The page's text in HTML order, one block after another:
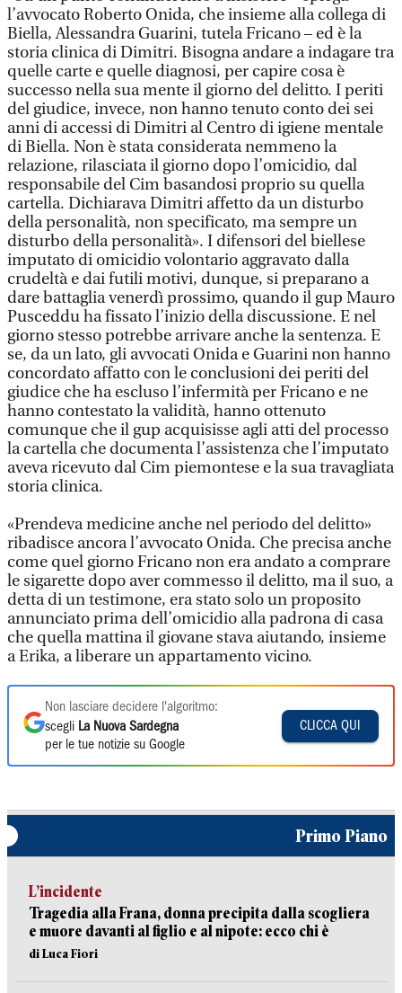
l’avvocato Roberto Onida, che insieme alla collega di
Biella, Alessandra Guarini, tutela Fricano – ed è la
storia clinica di Dimitri. Bisogna andare a indagare tra
quelle carte e quelle diagnosi, per capire cosa è
successo nella sua mente il giorno del delitto. I periti
del giudice, invece, non hanno tenuto conto dei sei
anni di accessi di Dimitri al Centro di igiene mentale
di Biella. Non è stata considerata nemmeno la
relazione, rilasciata il giorno dopo l’omicidio, dal
responsabile del Cim basandosi proprio su quella
cartella. Dichiarava Dimitri affetto da un disturbo
della personalità, non specificato, ma sempre un
disturbo della personalità». I difensori del biellese
imputato di omicidio volontario aggravato dalla
crudeltà e dai futili motivi, dunque, si preparano a
dare battaglia venerdì prossimo, quando il gup Mauro
Pusceddu ha fissato l’inizio della discussione. E nel
giorno stesso potrebbe arrivare anche la sentenza. E
se, da un lato, gli avvocati Onida e Guarini non hanno
concordato affatto con le conclusioni dei periti del
giudice che ha escluso l’infermità per Fricano e ne
hanno contestato la validità, hanno ottenuto
comunque che il gup acquisisse agli atti del processo
la cartella che documenta l’assistenza che l’imputato
aveva ricevuto dal Cim piemontese e la sua travagliata
storia clinica.
«Prendeva medicine anche nel periodo del delitto»
ribadisce ancora l’avvocato Onida. Che precisa anche
come quel giorno Fricano non era andato a comprare
le sigarette dopo aver commesso il delitto, ma il suo, a
detta di un testimone, era stato solo un proposito
annunciato prima dell’omicidio alla padrona di casa
che quella mattina il giovane stava aiutando, insieme
a Erika, a liberare un appartamento vicino.
Non lasciare decidere l'algoritmo:
scegli La Nuova Sardegna
per le tue notizie su Google
CLICCA QUI
Primo Piano
L’incidente
Tragedia alla Frana, donna precipita dalla scogliera
e muore davanti al figlio e al nipote: ecco chi è
di Luca Fiori